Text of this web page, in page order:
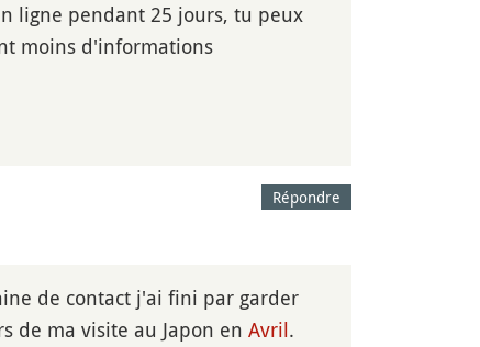
ligne pendant 25 jours, tu peux
moins d'informations
Répondre
de contact j'ai fini par garder
de ma visite au Japon en Avril.